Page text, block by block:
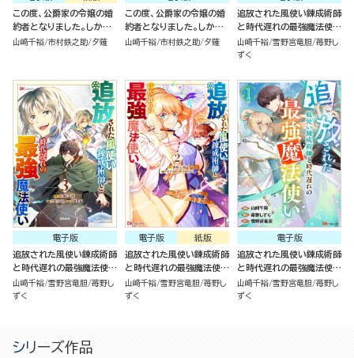
この度、公爵家の令嬢の婚
約者となりました。しかし、
噂では性格が悪く、十歳も
山﨑千裕 市村鉄之助 夕薙
この度、公爵家の令嬢の婚
約者となりました。しかし、
噂では性格が悪く、十歳も
山﨑千裕 市村鉄之助 夕薙
追放された風使い錬成術師
と時代遅れの最強魔法使い
（4）
山﨑千裕 雪野宮竜胆 苺野し
ずく
電子版
追放された風使い錬成術師
と時代遅れの最強魔法使い
（3）
山﨑千裕 雪野宮竜胆 苺野し
ずく
紙版
電子版
追放された風使い錬成術師
と時代遅れの最強魔法使い
（2）
山﨑千裕 雪野宮竜胆 苺野し
ずく
電子版
追放された風使い錬成術師
と時代遅れの最強魔法使い
（分冊版）
山﨑千裕 雪野宮竜胆 苺野し
ずく
シリーズ作品